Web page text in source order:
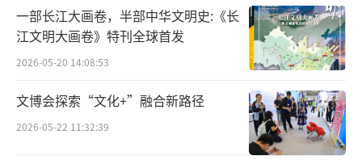
遗憾的是，关于北大校徽设计的历史细
节，由于相关史料的匮乏，再无从详究。除了
《鲁迅日记》上一笔带过的记录之外，后人所
面对与考察的，仅仅只是这一圆形嵌篆字的校
徽图案本身罢了。对于这一图案的视觉形象及
可能寓意，后人也有着多重解读与多种理解。
一部长江大画卷，半部中华文明史:《长
江文明大画卷》特刊全球首发
2026-05-20 14:08:53
文博会探索“文化+”融合新路径
2026-05-22 11:32:39